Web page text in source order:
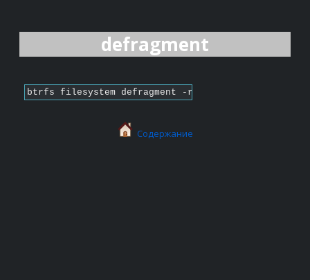
defragment
btrfs filesystem defragment -rvf /home
Содержание